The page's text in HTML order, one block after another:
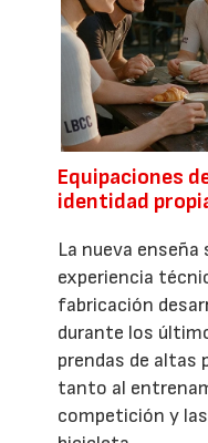
Equipaciones
identidad
La nueva enseña
experiencia
fabricación
durante los
prendas de altas
tanto al
competición y